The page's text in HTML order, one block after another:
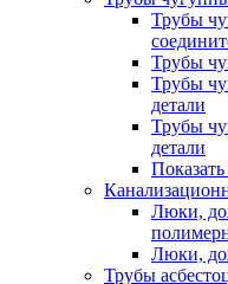
Трубы
Трубы
Трубы
детали
Трубы
детали
Показать
Люки,
Люки,
Трубы